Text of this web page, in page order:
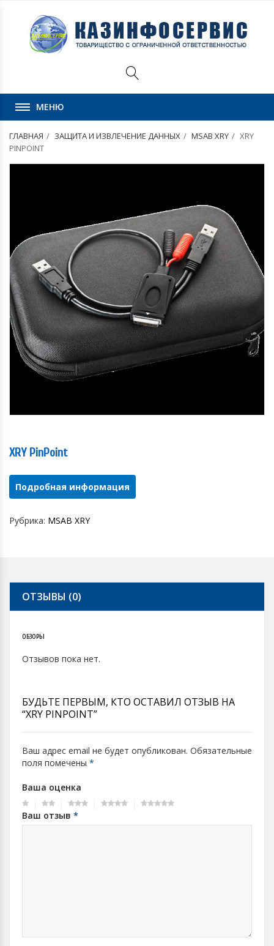
МЕНЮ
ГЛАВНАЯ ЗАЩИТА И ИЗВЛЕЧЕНИЕ ДАННЫХ MSAB XRY
XRY
PINPOINT
XRY PinPoint
Подробная информация
Рубрика: MSAB XRY
ОТЗЫВЫ (0)
ОБЗОРЫ
Отзывов пока нет.
БУДЬТЕ ПЕРВЫМ, КТО ОСТАВИЛ ОТЗЫВ НА
“XRY PINPOINT”
Ваш адрес email не будет опубликован. Обязательные
поля помечены *
Ваша оценка
Ваш отзыв *